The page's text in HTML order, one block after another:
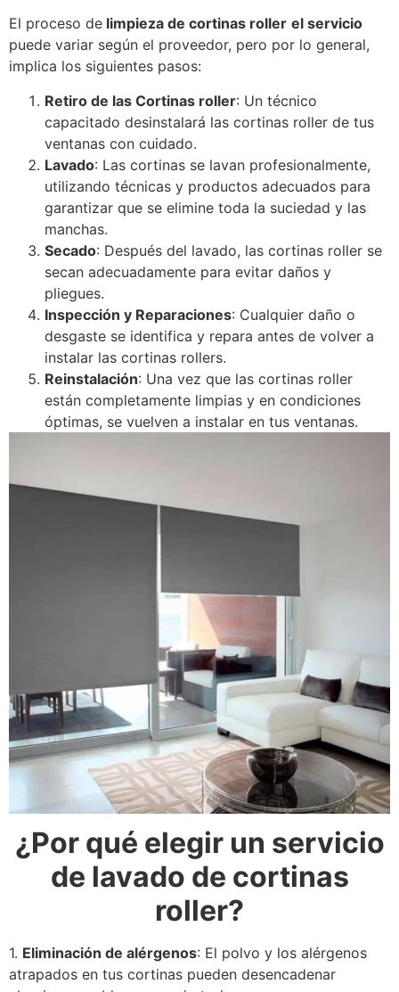
El proceso de limpieza de cortinas roller el servicio
puede variar según el proveedor, pero por lo general,
implica los siguientes pasos:
Retiro de las Cortinas roller: Un técnico
capacitado desinstalará las cortinas roller de tus
ventanas con cuidado.
Lavado: Las cortinas se lavan profesionalmente,
utilizando técnicas y productos adecuados para
garantizar que se elimine toda la suciedad y las
manchas.
Secado: Después del lavado, las cortinas roller se
secan adecuadamente para evitar daños y
pliegues.
Inspección y Reparaciones: Cualquier daño o
desgaste se identifica y repara antes de volver a
instalar las cortinas rollers.
Reinstalación: Una vez que las cortinas roller
están completamente limpias y en condiciones
óptimas, se vuelven a instalar en tus ventanas.
¿Por qué elegir un servicio
de lavado de cortinas
roller?
1. Eliminación de alérgenos: El polvo y los alérgenos
atrapados en tus cortinas pueden desencadenar